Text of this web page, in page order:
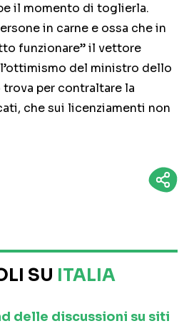
il momento di toglierla.
in carne e ossa che in
funzionare” il vettore
del ministro dello
per contraltare la
che sui licenziamenti non
SU ITALIA
delle discussioni su siti